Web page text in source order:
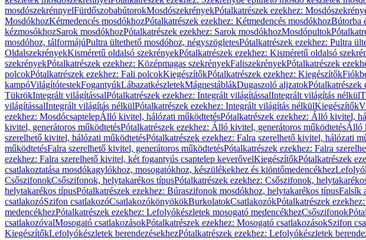
mosdószekrénnyelFürdőszobabútorokMosdószekrényekPótalkatrészek ezekhez:
MosdókhozKétmedencés mosdókhozPótalkatrészek ezekhez: Kétmedencés mosdókhozBútorba
kézmosókhozSarok mosdókhozPótalkatrészek ezekhez: Sarok mosdókhozMosdópultok
mosdóhoz, tálformájúPultra ültethető mosdóhoz, négyszögletesPótalkatrészek ezekhez: Pultra
OldalszekrényekKisméretű oldalsó szekrényekPótalkatrészek ezekhez: Kisméretű oldalsó
szekrényekPótalkatrészek ezekhez: Középmagas szekrényekFaliszekrényekPótalkatrészek
polcokPótalkatrészek ezekhez: Fali polcokKiegészítőkPótalkatrészek ezekhez: Kiegészítők
kampóVilágítótestekFogantyúkLábazatkészletekMágnestáblákDugaszoló aljzatokPótalkatrészek
TükrökIntegrált világítássalPótalkatrészek ezekhez: Integrált világítássalIntegrált világítás nélkül
világítássalIntegrált világítás nélkülPótalkatrészek ezekhez: Integrált világítás nélkülKiegészítők
ezekhez: MosdócsaptelepÁlló kivitel, hálózati működtetésPótalkatrészek ezekhez: Álló kivitel,
kivitel, generátoros működtetésPótalkatrészek ezekhez: Álló kivitel, generátoros működtetésÁlló
szerelhető kivitel, hálózati működtetésPótalkatrészek ezekhez: Falra szerelhető kivitel, hálózati
működtetésFalra szerelhető kivitel, generátoros működtetésPótalkatrészek ezekhez: Falra
ezekhez: Falra szerelhető kivitel, két fogantyús csaptelep keverővelKiegészítőkPótalkatrészek
csatlakoztatása mosdókagylókhoz, mosogatókhoz, készülékekhez és kiöntőmedencékhez
CsőszifonokCsőszifonok, helytakarékos típusPótalkatrészek ezekhez: Csőszifonok,
helytakarékos típusPótalkatrészek ezekhez: Búraszifonok mosdókhoz, helytakarékos típusFalsík
csatlakozóSzifon csatlakozóCsatlakozókönyökökBurkolatokCsatlakozókPótalkatrészek
medencékhezPótalkatrészek ezekhez: Lefolyókészletek mosogató medencékhezCsőszifonok
csatlakozóvalMosogató csatlakozásokPótalkatrészek ezekhez: Mosogató csatlakozásokSzifon
KiegészítőkLefolyókészletek berendezésekhezPótalkatrészek ezekhez: Lefolyókészletek